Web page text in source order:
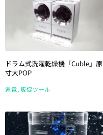
ドラム式洗濯乾燥機「Cuble」原
寸大POP
家電 販促ツール